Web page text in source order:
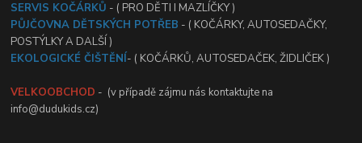
SERVIS KOČÁRKŮ - ( PRO DĚTI I MAZLÍČKY )
PŮJČOVNA DĚTSKÝCH POTŘEB - ( KOČÁRKY, AUTOSEDAČKY,
POSTÝLKY A DALŠÍ )
EKOLOGICKÉ ČIŠTĚNÍ- ( KOČÁRKŮ, AUTOSEDAČEK, ŽIDLIČEK )
VELKOOBCHOD - (v případě zájmu nás kontaktujte na
info@dudukids.cz)